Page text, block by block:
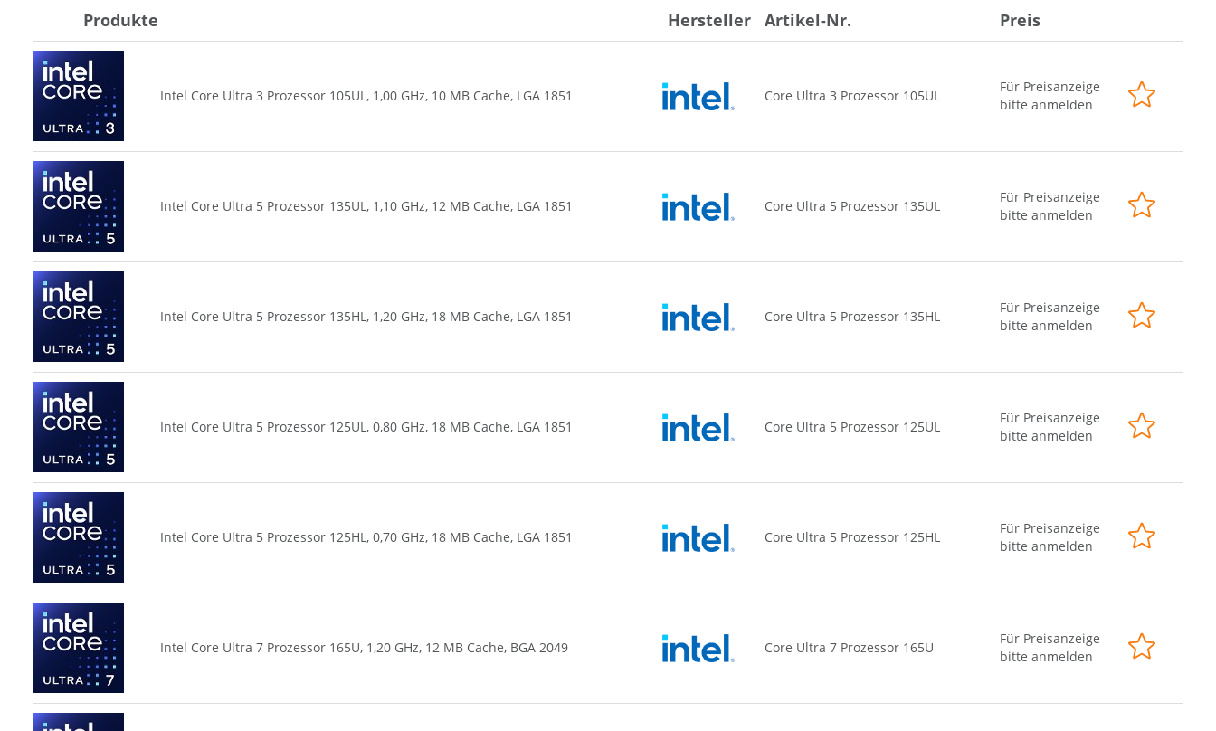
Produkte Hersteller Artikel-Nr. Preis
Intel Core Ultra 3 Prozessor 105UL, 1,00 GHz, 10 MB Cache, LGA 1851 Core Ultra 3 Prozessor 105UL
Für Preisanzeige
bitte anmelden
Intel Core Ultra 5 Prozessor 135UL, 1,10 GHz, 12 MB Cache, LGA 1851 Core Ultra 5 Prozessor 135UL
Für Preisanzeige
bitte anmelden
Intel Core Ultra 5 Prozessor 135HL, 1,20 GHz, 18 MB Cache, LGA 1851 Core Ultra 5 Prozessor 135HL
Für Preisanzeige
bitte anmelden
Intel Core Ultra 5 Prozessor 125UL, 0,80 GHz, 18 MB Cache, LGA 1851 Core Ultra 5 Prozessor 125UL
Für Preisanzeige
bitte anmelden
Intel Core Ultra 5 Prozessor 125HL, 0,70 GHz, 18 MB Cache, LGA 1851 Core Ultra 5 Prozessor 125HL
Für Preisanzeige
bitte anmelden
Intel Core Ultra 7 Prozessor 165U, 1,20 GHz, 12 MB Cache, BGA 2049 Core Ultra 7 Prozessor 165U
Für Preisanzeige
bitte anmelden